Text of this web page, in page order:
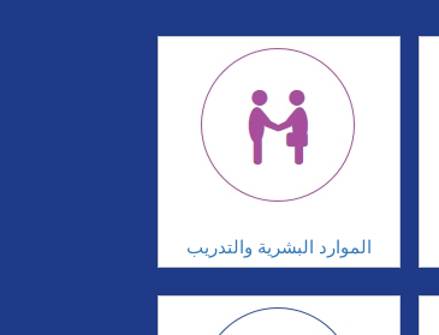
الموارد البشرية والتدريب